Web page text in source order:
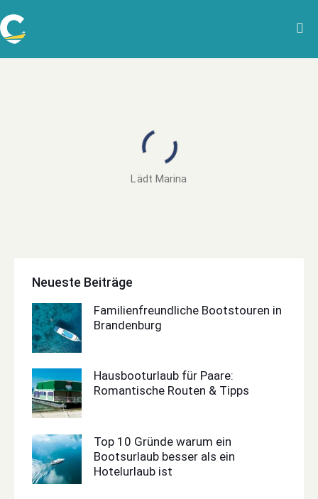
Lädt Marina
Neueste Beiträge
Familienfreundliche Bootstouren in
Brandenburg
Hausbooturlaub für Paare:
Romantische Routen & Tipps
Top 10 Gründe warum ein
Bootsurlaub besser als ein
Hotelurlaub ist